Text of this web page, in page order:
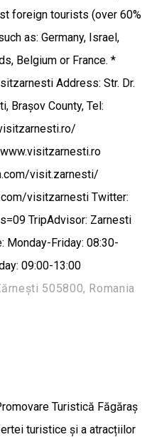
foreign tourists (over 60%
as: Germany, Israel,
Belgium or France. *
Address: Str. Dr.
Brașov County, Tel:
visit.zarnesti/
visitzarnesti Twitter:
TripAdvisor: Zarnesti
Monday-Friday: 08:30-
09:00-13:00
505800, Romania
Turistică Făgăraș
turistice și a atracțiilor